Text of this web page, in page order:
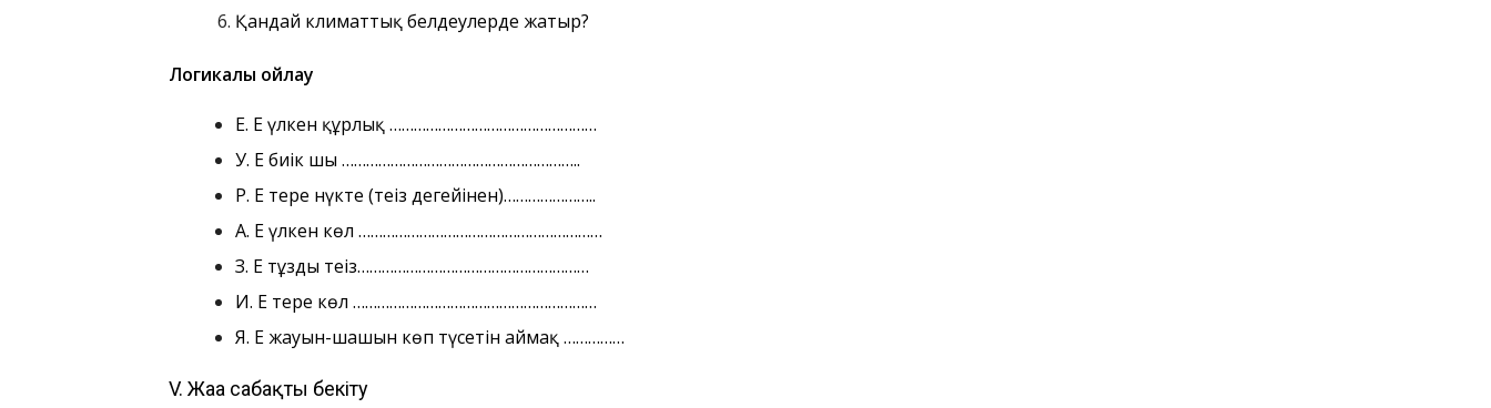
Қандай климаттық белдеулерде жатыр?
Логикалық ойлау
Е. Ең үлкен құрлық ……………………………………………
У. Ең биік шың …………………………………………………..
Р. Ең терең нүкте (теңіз деңгейінен)…………………..
А. Ең үлкен көл ……………………………………………………
З. Ең тұзды теңіз…………………………………………………
И. Ең терең көл ……………………………………………………
Я. Ең жауын-шашын көп түсетін аймақ ……………
V. Жаңа сабақты бекіту